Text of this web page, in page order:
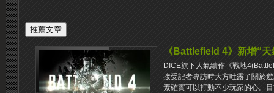
《Battlefield 4》新增“
DICE旗下人氣續作《戰地
接受記者專訪時大方吐露了關於
素確實可以打動不少玩家的心。